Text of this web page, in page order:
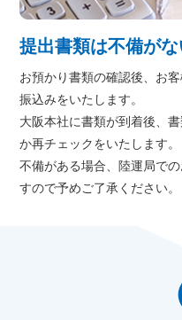
提出書類は不備が
お預かり書類の確認後、お
振込みをいたします。
大阪本社に書類が到着後、
か再チェックをいたします。
不備がある場合、陸運局で
すので予めご了承ください。